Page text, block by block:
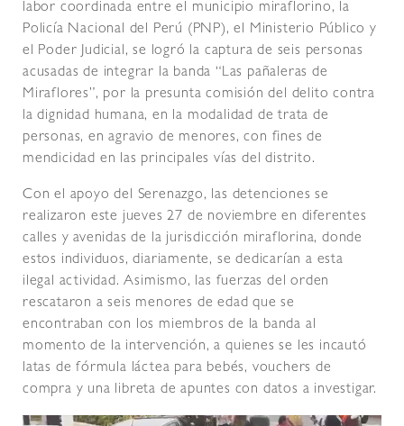
labor coordinada entre el municipio miraflorino, la
Policía Nacional del Perú (PNP), el Ministerio Público y
el Poder Judicial, se logró la captura de seis personas
acusadas de integrar la banda “Las pañaleras de
Miraflores”, por la presunta comisión del delito contra
la dignidad humana, en la modalidad de trata de
personas, en agravio de menores, con fines de
mendicidad en las principales vías del distrito.
Con el apoyo del Serenazgo, las detenciones se
realizaron este jueves 27 de noviembre en diferentes
calles y avenidas de la jurisdicción miraflorina, donde
estos individuos, diariamente, se dedicarían a esta
ilegal actividad. Asimismo, las fuerzas del orden
rescataron a seis menores de edad que se
encontraban con los miembros de la banda al
momento de la intervención, a quienes se les incautó
latas de fórmula láctea para bebés, vouchers de
compra y una libreta de apuntes con datos a investigar.